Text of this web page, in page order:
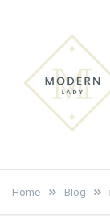
content
Home Blog